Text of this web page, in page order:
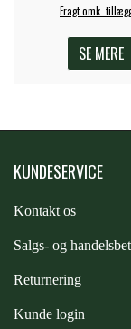
PREMIER
Fragt omk.
SE MERE
KUNDESERVICE
Kontakt os
Salgs- og
Returnering
Kunde login